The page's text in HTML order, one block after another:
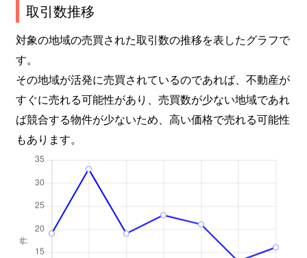
取引数推移
対象の地域の売買された取引数の推移を表したグラフで
す。
その地域が活発に売買されているのであれば、不動産が
すぐに売れる可能性があり、売買数が少ない地域であれ
ば競合する物件が少ないため、高い価格で売れる可能性
もあります。